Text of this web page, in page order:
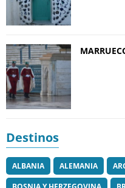
Destinos
ALBANIA ALEMANIA